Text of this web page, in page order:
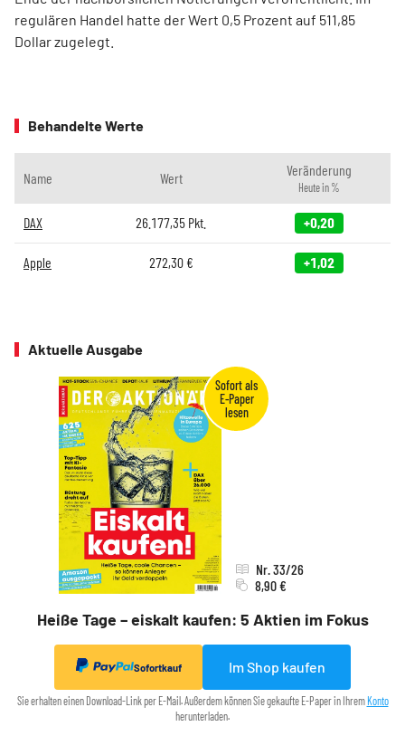
regulären Handel hatte der Wert 0,5 Prozent auf 511,85
Dollar zugelegt.
Behandelte Werte
Name Wert Veränderung
Heute in %
DAX 26.177,35 Pkt. +0,20
Apple 272,30€ +1,02
Aktuelle Ausgabe
Heiße Tage – eiskalt kaufen: 5 Aktien im Fokus
Nr. 33/26
8,90 €
Sofortkauf Im Shop kaufen
Sie erhalten einen Download-Link per E-Mail. Außerdem können Sie gekaufte E-Paper in Ihrem Konto
herunterladen.